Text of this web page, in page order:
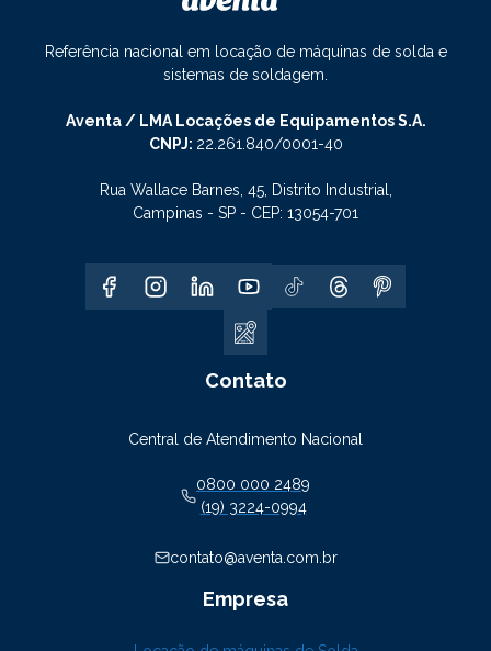
Referência nacional em locação de máquinas de solda e
sistemas de soldagem.
Aventa / LMA Locações de Equipamentos S.A.
CNPJ: 22.261.840/0001-40
Rua Wallace Barnes, 45, Distrito Industrial,
Campinas - SP - CEP: 13054-701
Contato
Central de Atendimento Nacional
0800 000 2489
(19) 3224-0994
contato@aventa.com.br
Empresa